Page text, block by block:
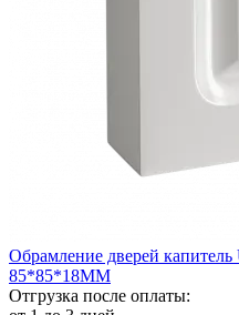
Обрамление дверей
85*85*18ММ
Отгрузка после оплаты: